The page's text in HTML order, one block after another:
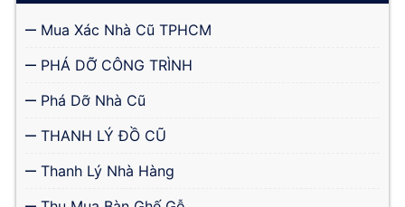
Mua Xác Nhà Cũ TPHCM
PHÁ DỠ CÔNG TRÌNH
Phá Dỡ Nhà Cũ
THANH LÝ ĐỒ CŨ
Thanh Lý Nhà Hàng